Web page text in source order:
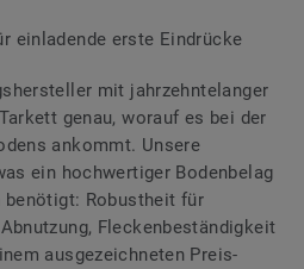
einladende erste Eindrücke
mit jahrzehntelanger
genau, worauf es bei der
ankommt. Unsere
ein hochwertiger Bodenbelag
benötigt: Robustheit für
Fleckenbeständigkeit
ausgezeichneten Preis-